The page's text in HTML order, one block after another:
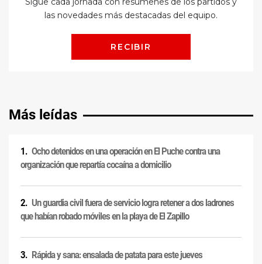
Más leídas
Ocho detenidos en una operación en El Puche contra una
organización que repartía cocaína a domicilio
Un guardia civil fuera de servicio logra retener a dos ladrones
que habían robado móviles en la playa de El Zapillo
Rápida y sana: ensalada de patata para este jueves